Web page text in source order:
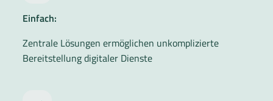
Einfach:
Zentrale Lösungen ermöglichen unkomplizierte
Bereitstellung digitaler Dienste